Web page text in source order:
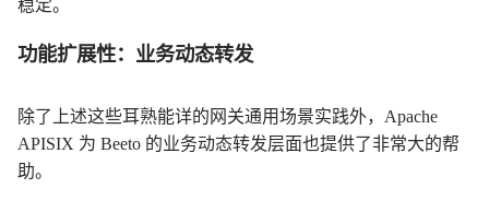
稳定。
功能扩展性：业务动态转发
除了上述这些耳熟能详的网关通用场景实践外，Apache
APISIX 为 Beeto 的业务动态转发层面也提供了非常大的帮
助。